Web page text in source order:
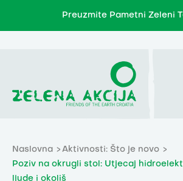
Preuzmite Pametni Zeleni
Naslovna
Aktivnosti: Što je novo
Poziv na okrugli stol: Utjecaj
ljude i okoliš